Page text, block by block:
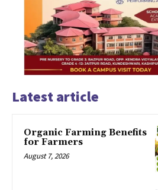
Latest article
Organic Farming Benefits
for Farmers
August 7, 2026